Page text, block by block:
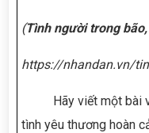
(Tình người trong
https://nhandan.vn/
Hãy viết một bài
tình yêu thương hoàn